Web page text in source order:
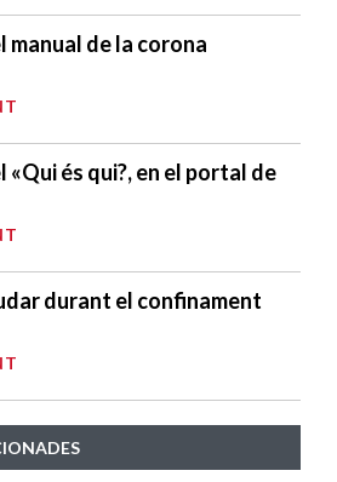
manual de la corona
«Qui és qui?, en el portal de
durant el confinament